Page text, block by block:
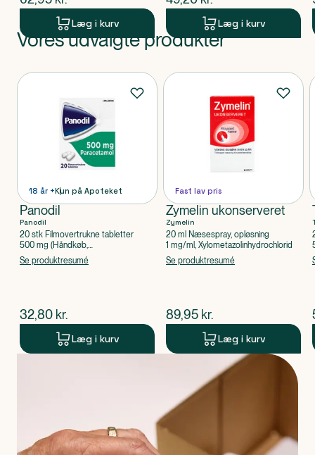
Læg i kurv Læg i kurv
Produkt 1 af 0
Vores udvalgte produkter
Produkter
18 år +Kun på Apoteket
Panodil
Panodil
20 stk Filmovertrukne tabletter
500 mg (Håndkøb,
apoteksforbeholdt), Paracetamol
Se produktresumé
$nuværende pris
32,80 kr.
Læg i kurv
Fast lav pris
Zymelin ukonserveret
Zymelin
20 ml Næsespray, opløsning
1 mg/ml, Xylometazolinhydrochlorid
Se produktresumé
$nuværende pris
89,95 kr.
Læg i kurv